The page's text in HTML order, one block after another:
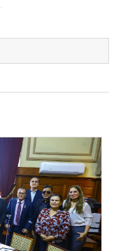
Ambientales
evaluación del
Ambiental
la situación de
de Talara, incluidos
2021-MINEM/DM,
del Inventario de
y
de ser un pasivo